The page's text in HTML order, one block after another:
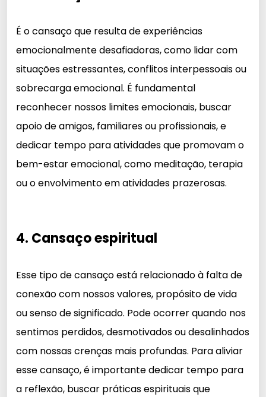
É o cansaço que resulta de experiências
emocionalmente desafiadoras, como lidar com
situações estressantes, conflitos interpessoais ou
sobrecarga emocional. É fundamental
reconhecer nossos limites emocionais, buscar
apoio de amigos, familiares ou profissionais, e
dedicar tempo para atividades que promovam o
bem-estar emocional, como meditação, terapia
ou o envolvimento em atividades prazerosas.
4. Cansaço espiritual
Esse tipo de cansaço está relacionado à falta de
conexão com nossos valores, propósito de vida
ou senso de significado. Pode ocorrer quando nos
sentimos perdidos, desmotivados ou desalinhados
com nossas crenças mais profundas. Para aliviar
esse cansaço, é importante dedicar tempo para
a reflexão, buscar práticas espirituais que